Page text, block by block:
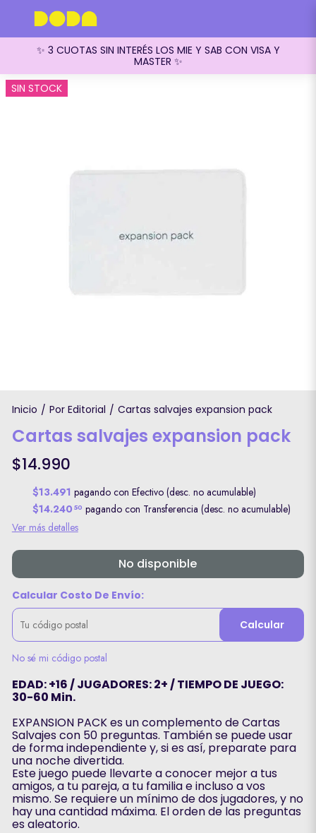
✨ 3 CUOTAS SIN INTERÉS LOS MIE Y SAB CON VISA Y
MASTER ✨
SIN STOCK
Inicio / Por Editorial / Cartas salvajes expansion pack
Cartas salvajes expansion pack
$14.990
$13.491 pagando con Efectivo (desc. no acumulable)
$14.240 50 pagando con Transferencia (desc. no acumulable)
Ver más detalles
No disponible
Calcular Costo De Envío:
Calcular
No sé mi código postal
EDAD: +16 / JUGADORES: 2+ / TIEMPO DE JUEGO:
30-60 Min.
EXPANSION PACK es un complemento de Cartas
Salvajes con 50 preguntas. También se puede usar
de forma independiente y, si es así, preparate para
una noche divertida.
Este juego puede llevarte a conocer mejor a tus
amigos, a tu pareja, a tu familia e incluso a vos
mismo. Se requiere un mínimo de dos jugadores, y no
hay una cantidad máxima. El orden de las preguntas
es aleatorio.